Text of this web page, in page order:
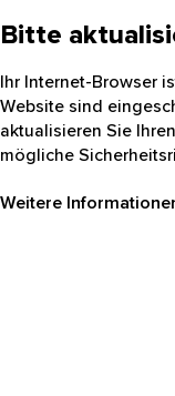
Bitte
Ihr Internet-Browser
Website sind
aktualisieren Sie
mögliche
Weitere